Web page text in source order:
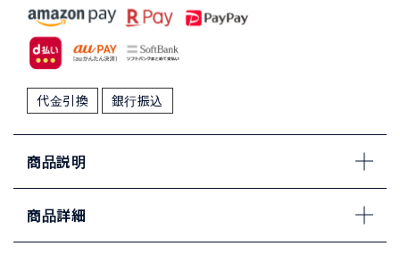
代金引換 銀行振込
商品説明
商品詳細